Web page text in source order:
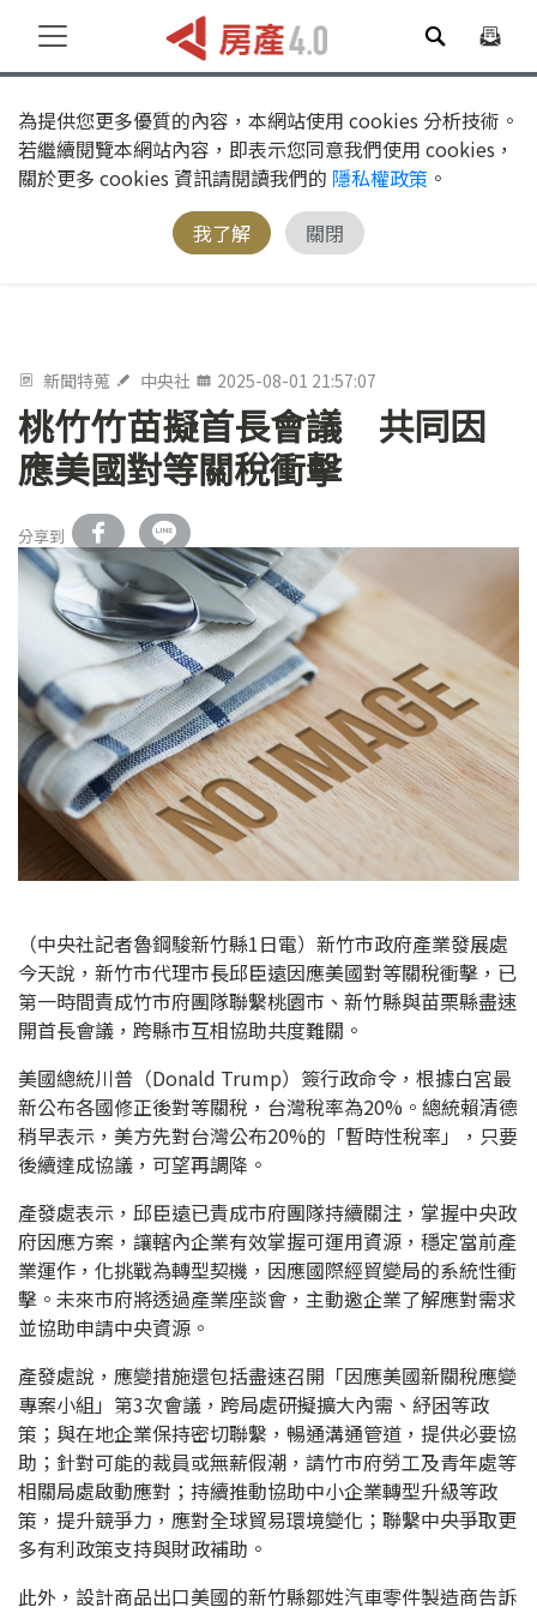
為提供您更多優質的內容，本網站使用 cookies 分析技術。
若繼續閱覽本網站內容，即表示您同意我們使用 cookies，
關於更多 cookies 資訊請閱讀我們的 隱私權政策 。
我了解
關閉
新聞特蒐 中央社 2025-08-01 21:57:07
桃竹竹苗擬首長會議 共同因
應美國對等關稅衝擊
分享到
（中央社記者魯鋼駿新竹縣1日電）新竹市政府產業發展處
今天說，新竹市代理市長邱臣遠因應美國對等關稅衝擊，已
第一時間責成竹市府團隊聯繫桃園市、新竹縣與苗栗縣盡速
開首長會議，跨縣市互相協助共度難關。
美國總統川普（Donald Trump）簽行政命令，根據白宮最
新公布各國修正後對等關稅，台灣稅率為20%。總統賴清德
稍早表示，美方先對台灣公布20%的「暫時性稅率」，只要
後續達成協議，可望再調降。
產發處表示，邱臣遠已責成市府團隊持續關注，掌握中央政
府因應方案，讓轄內企業有效掌握可運用資源，穩定當前產
業運作，化挑戰為轉型契機，因應國際經貿變局的系統性衝
擊。未來市府將透過產業座談會，主動邀企業了解應對需求
並協助申請中央資源。
產發處說，應變措施還包括盡速召開「因應美國新關稅應變
專案小組」第3次會議，跨局處研擬擴大內需、紓困等政
策；與在地企業保持密切聯繫，暢通溝通管道，提供必要協
助；針對可能的裁員或無薪假潮，請竹市府勞工及青年處等
相關局處啟動應對；持續推動協助中小企業轉型升級等政
策，提升競爭力，應對全球貿易環境變化；聯繫中央爭取更
多有利政策支持與財政補助。
此外，設計商品出口美國的新竹縣鄒姓汽車零件製造商告訴